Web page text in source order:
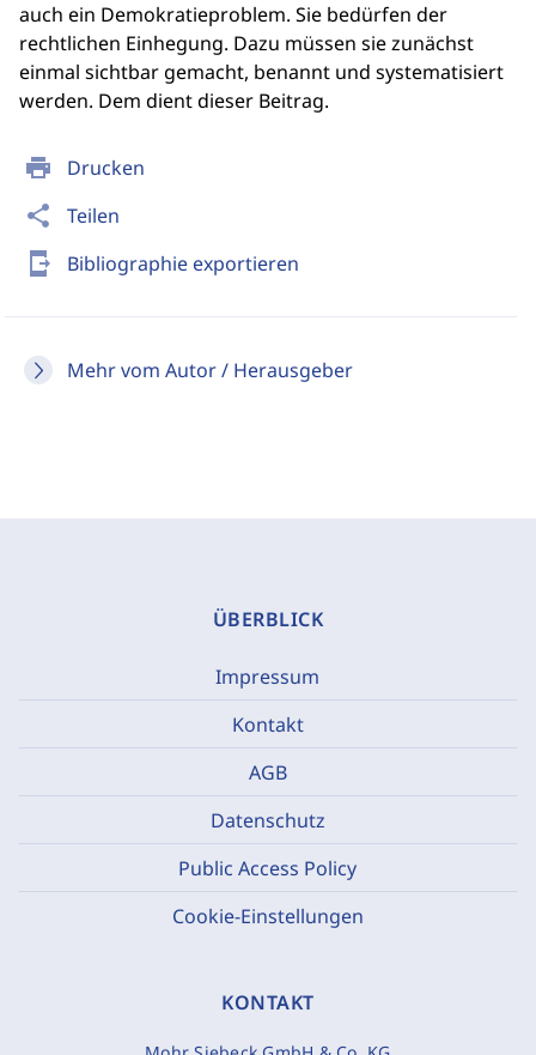
print Drucken
share Teilen
send_to_mobile Bibliographie exportieren
Mehr vom Autor / Herausgeber
auch ein Demokratieproblem. Sie bedürfen der
rechtlichen Einhegung. Dazu müssen sie zunächst
einmal sichtbar gemacht, benannt und systematisiert
werden. Dem dient dieser Beitrag.
ÜBERBLICK
Impressum
Kontakt
AGB
Datenschutz
Public Access Policy
Cookie-Einstellungen
KONTAKT